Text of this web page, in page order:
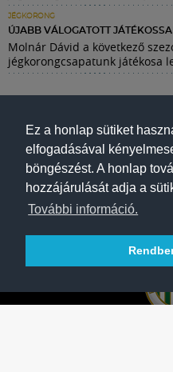
Ez a honlap sütiket
elfogadásával
böngészést. A honlap
hozzájárulását adja a
További információ.
JÉGKORONG
ÚJABB VÁLOGATOTT
Molnár Dávid a következő
jégkorongcsapatunk játékosa